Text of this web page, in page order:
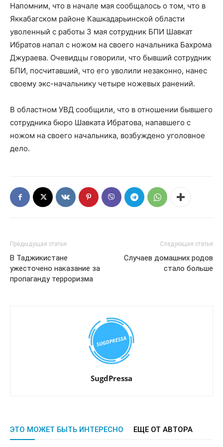
Напомним, что в начале мая сообщалось о том, что в
Яккабагском районе Кашкадарьинской области
уволенный с работы 3 мая сотрудник БПИ Шавкат
Ибратов напал с ножом на своего начальника Бахрома
Джураева. Очевидцы говорили, что бывший сотрудник
БПИ, посчитавший, что его уволили незаконно, нанес
своему экс-начальнику четыре ножевых ранений.
В областном УВД сообщили, что в отношении бывшего
сотрудника бюро Шавката Ибратова, напавшего с
ножом на своего начальника, возбуждено уголовное
дело.
Предыдущая статья
В Таджикистане
ужесточено наказание за
пропаганду терроризма
Следующая статья
Случаев домашних родов
стало больше
SugdPressa
ЭТО МОЖЕТ БЫТЬ ИНТЕРЕСНО ЕЩЕ ОТ АВТОРА